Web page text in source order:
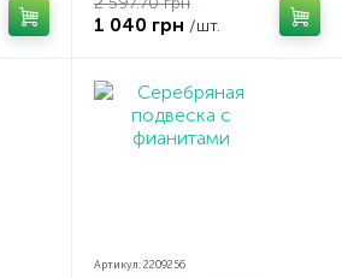
1 040 грн /шт.
Артикул: 2209256